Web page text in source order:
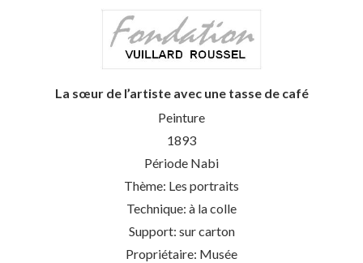
La sœur de l’artiste avec une tasse de café
Peinture
1893
Période Nabi
Thème: Les portraits
Technique: à la colle
Support: sur carton
Propriétaire: Musée